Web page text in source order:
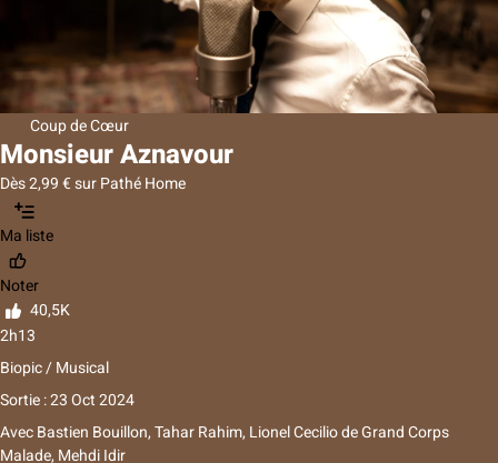
Coup de Cœur
Monsieur Aznavour
Dès 2,99 € sur Pathé Home
Ma liste
Noter
40,5K
2h13
Biopic / Musical
Sortie : 23 Oct 2024
AvecBastien Bouillon, Tahar Rahim, Lionel CeciliodeGrand Corps
Malade, Mehdi Idir